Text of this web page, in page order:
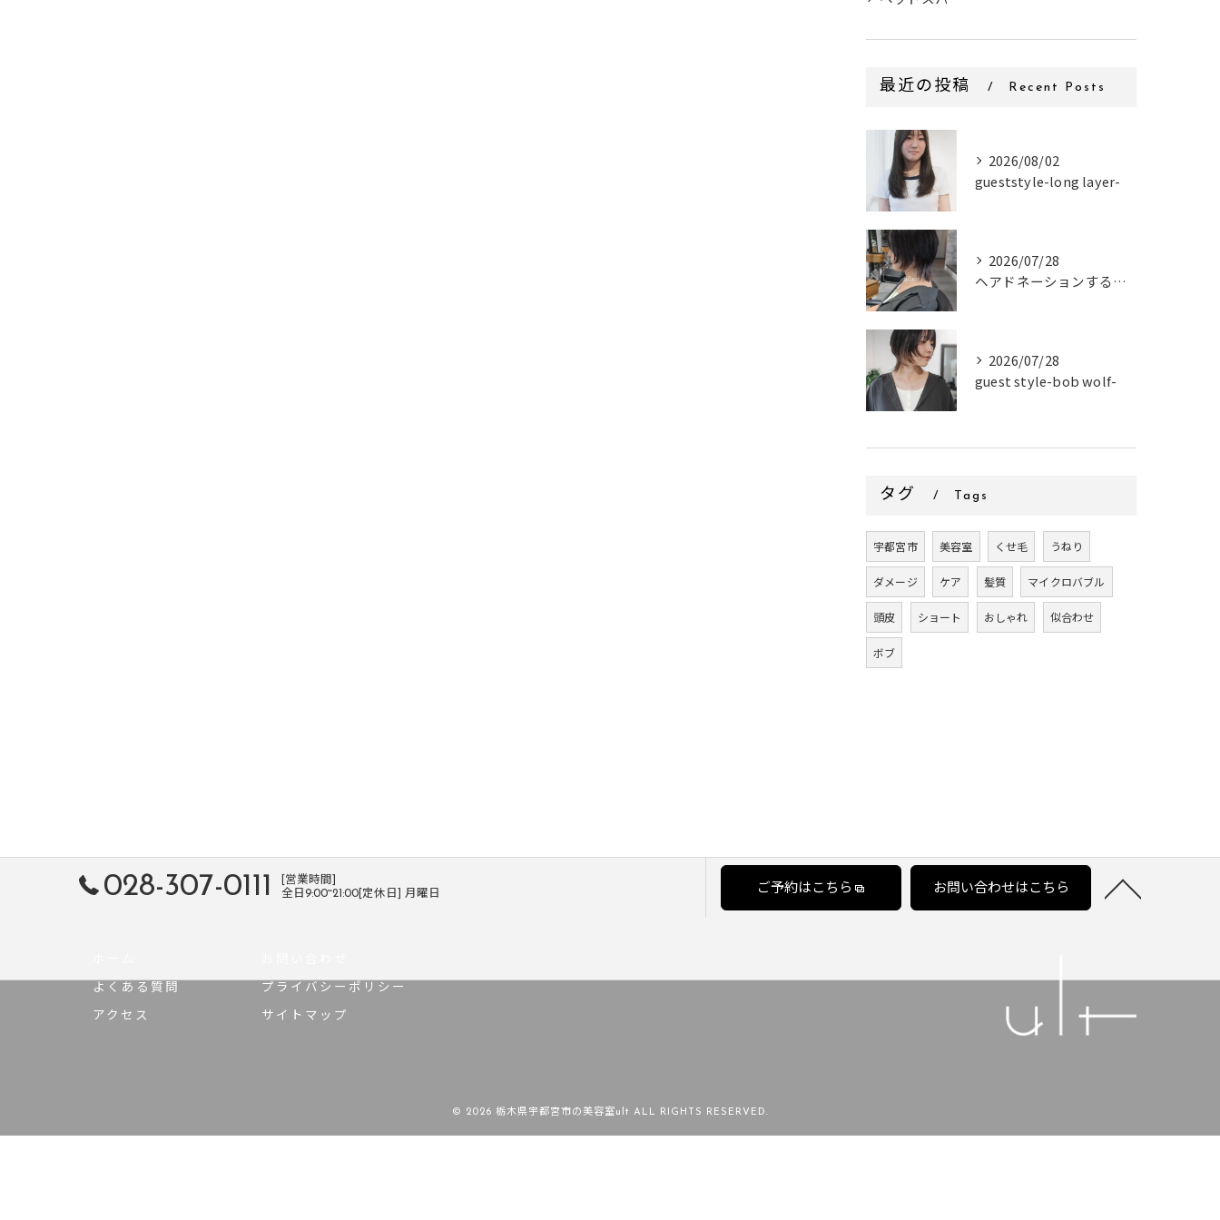
最近の投稿 Recent Posts
2026/08/02
gueststyle-long layer-
2026/07/28
ヘアドネーションするお客様✂
2026/07/28
guest style-bob wolf-
タグ Tags
宇都宮市 美容室 くせ毛 うねり
ダメージ ケア 髪質 マイクロバブル
頭皮 ショート おしゃれ 似合わせ
ボブ
028-307-0111
[営業時間]
全日9:00~21:00[定休日] 月曜日
ご予約はこちら お問い合わせはこちら
よくある質問
アクセス
プライバシーポリシー
サイトマップ
© 2026 栃木県宇都宮市の美容室ult ALL RIGHTS RESERVED.